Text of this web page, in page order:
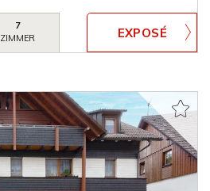
7
ZIMMER